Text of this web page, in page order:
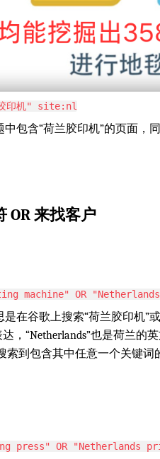
印机" site:nl
包含“荷兰胶印机”的页面，
OR 来找客户
machine" OR
在谷歌上搜索“荷兰胶印机”
，“Netherlands”也是荷兰的
到包含其中任意一个关键词
press" OR "Netherlands